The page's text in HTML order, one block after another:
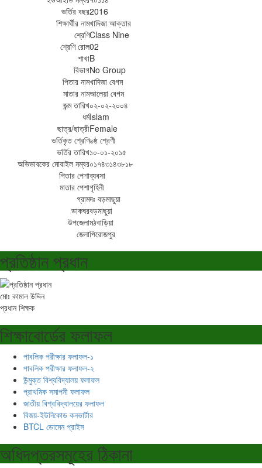
ভর্তির বছর2016
শিক্ষার্থীর নামখাদিজা আক্তার
শ্রেণিClass Nine
শ্রেণি রোল02
শাখাB
বিভাগNo Group
পিতার নামখাদিজা বেগম
মাতার নামআলেয়া বেগম
জন্ম তারিখ০২-০২-২০০৪
ধর্মIslam
ছাত্র/ছাত্রীFemale
ভর্তিকৃত শ্রেণি৬ষ্ঠ শ্রেণী
ভর্তির তারিখ১০-০১-২০১৫
অভিভাবকের মোবাইল নম্বর০১৭৪৩১৪৩৮১৮
পিতার পেশাব্যবসা
মাতার পেশাগৃহিনী
গ্রামদঃ বড়মাছুয়া
ডাকঘরবড়মাছুয়া
উপজেলামঠবাড়িয়া
জেলাপিরোজপুর
প্রতিষ্ঠান প্রধান
মোঃ কামাল উদ্দিন
প্রধান শিক্ষক
শিক্ষাবোর্ডের ফলাফল
পাবলিক পরীক্ষার ফলাফল-১
পাবলিক পরীক্ষার ফলাফল-২
উন্মুক্ত বিশ্ববিদ্যালয় ফলাফল
প্রাথমিক সমাপনী ফলাফল
জাতীয় বিশ্ববিদ্যালয়ের ফলাফল
বিজয়-ইউনিকোড কনভার্টার
BTCL ডোমেন প্রাইস
অধিদপ্তরসমূহের ঠিকানা